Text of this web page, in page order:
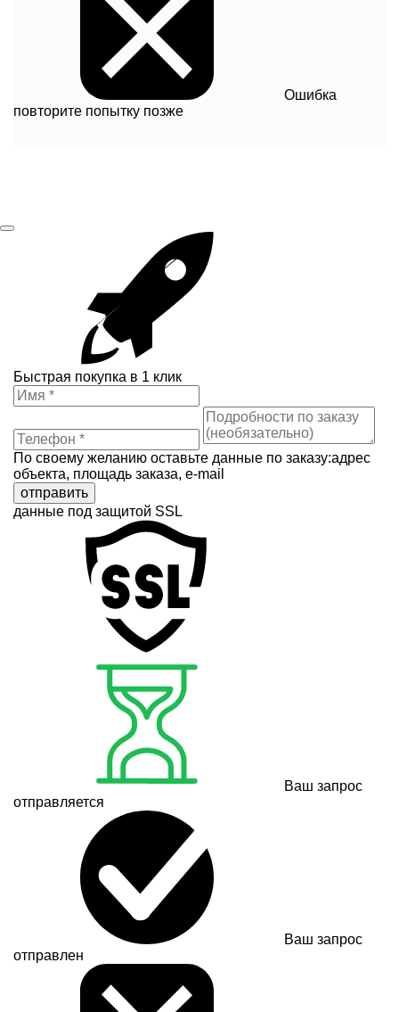
Ошибка
повторите попытку позже
Быстрая покупка в 1 клик
По своему желанию оставьте данные по заказу:адрес
объекта, площадь заказа, e-mail
отправить
данные под защитой SSL
Ваш запрос
отправляется
Ваш запрос
отправлен